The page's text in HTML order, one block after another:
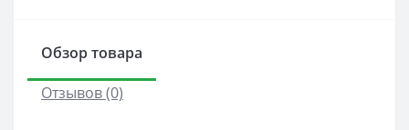
Обзор товара
Отзывов (0)